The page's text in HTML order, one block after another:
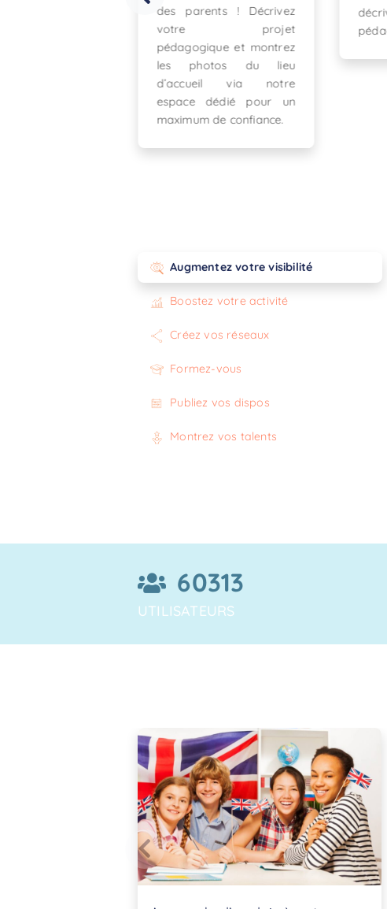
décrivez votre projet
pédagogique !
Augmentez votre visibilité
Boostez votre activité
Créez vos réseaux
Formez-vous
Publiez vos dispos
Montrez vos talents
60313
UTILISATEURS